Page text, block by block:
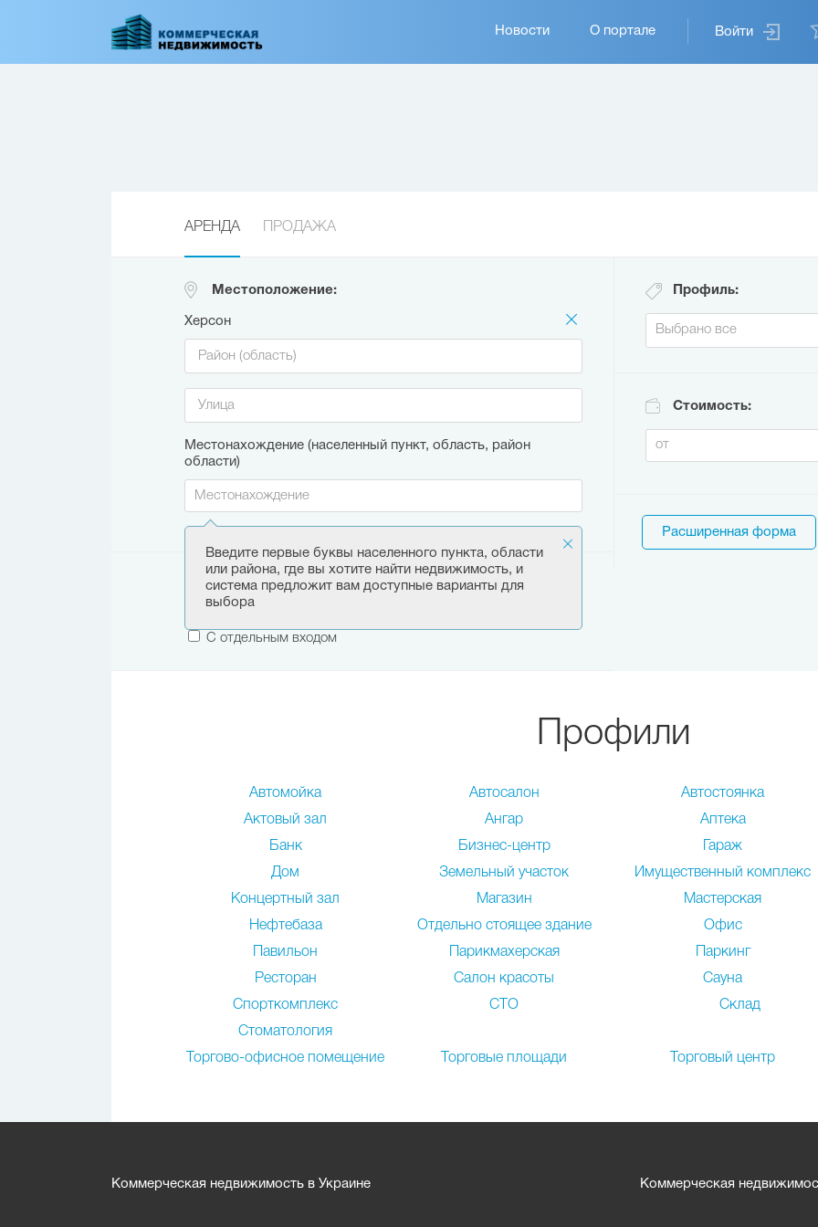
Войти
Основная
навигация
Новости О портале
АРЕНДА ПРОДАЖА
Местоположение:
Херсон
Местонахождение (населенный пункт, область, район
области)
Введите первые буквы населенного пункта, области
или района, где вы хотите найти недвижимость, и
система предложит вам доступные варианты для
выбора
Этаж:
С отдельным входом
Профиль:
Стоимость:
Расширенная форма
Профили
Автомойка Автосалон Автостоянка
Актовый зал Ангар Аптека
Банк Бизнес-центр Гараж
Дом Земельный участок Имущественный комплекс
Концертный зал Магазин Мастерская
Нефтебаза Отдельно стоящее здание Офис
Павильон Парикмахерская Паркинг
Ресторан Салон красоты Сауна
Склад
Спорткомплекс СТО
Стоматология
Торгово-офисное помещение Торговые площади Торговый центр
Коммерческая недвижимость в Украине Коммерческая